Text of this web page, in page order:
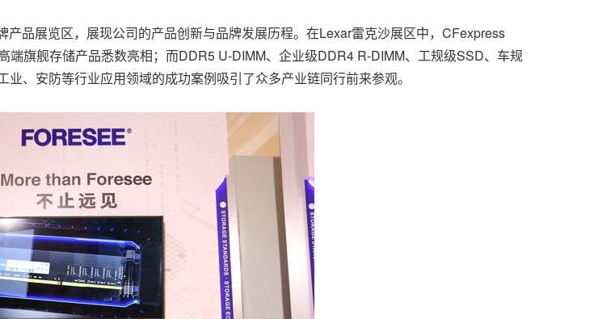
品展览区，展现公司的产品创新与品牌发展历程。在Lexar雷克沙展区中，CFexpress
旗舰存储产品悉数亮相；而DDR5 U-DIMM、企业级DDR4 R-DIMM、工规级SSD、车规
、安防等行业应用领域的成功案例吸引了众多产业链同行前来参观。